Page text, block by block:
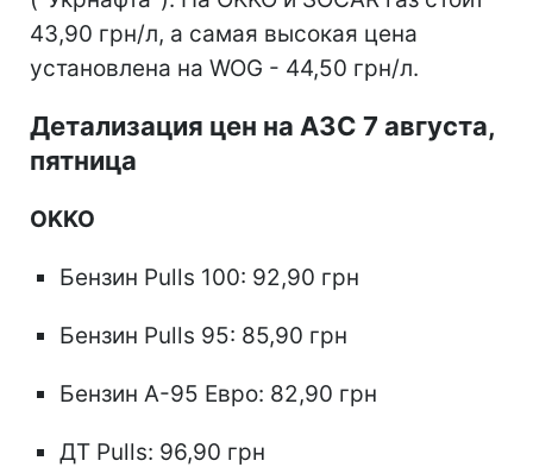
43,90 грн/л, а самая высокая цена
установлена на WOG - 44,50 грн/л.
Детализация цен на АЗС 7 августа,
пятница
OKKO
Бензин Pulls 100: 92,90 грн
Бензин Pulls 95: 85,90 грн
Бензин А-95 Евро: 82,90 грн
ДТ Pulls: 96,90 грн